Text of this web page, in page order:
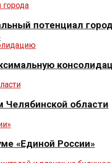
потенциал
Челябинской области
«Единой России»